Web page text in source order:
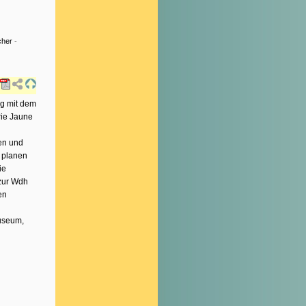
-
mit dem
Jaune
und
Wdh